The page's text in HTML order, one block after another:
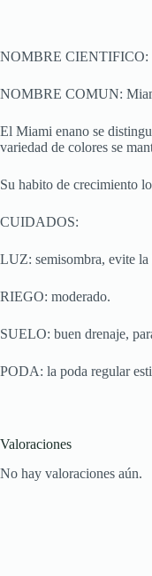
NOMBRE CIENTIFICO:
NOMBRE COMUN:
El Miami enano se
variedad de colores se
Su habito de crecimiento
CUIDADOS:
LUZ: semisombra, evite la
RIEGO: moderado.
SUELO: buen drenaje,
PODA: la poda regular
Valoraciones
No hay valoraciones aún.